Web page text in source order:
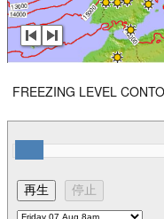
FREEZING LEVEL